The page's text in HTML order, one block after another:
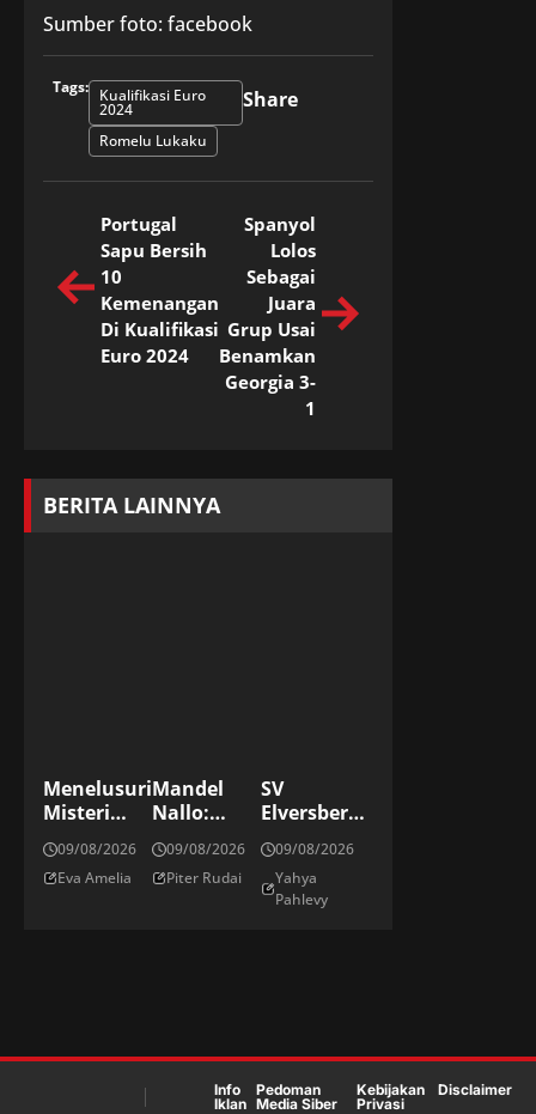
Sumber foto: facebook
Tags: Kualifikasi Euro
2024
Romelu Lukaku
Share
Portugal
Sapu Bersih
10
Kemenangan
Di Kualifikasi
Euro 2024
Spanyol
Lolos
Sebagai
Juara
Grup Usai
Benamkan
Georgia 3-
1
BERITA LAINNYA
Menelusuri
Misteri
Angka
Unik Jarak
Lari
09/08/2026
Eva Amelia
Mandel
Nallo:
“Mango”,
Mantan
Bintang
09/08/2026
Piter Rudai
SV
Elversberg
Promosi Ke
Bundesliga
Jerman
09/08/2026
Yahya
Pahlevy
Info
Iklan
Pedoman
Media Siber
Kebijakan
Privasi
Disclaimer